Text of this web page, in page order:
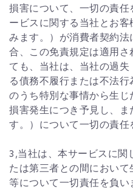
損害について、一切の責
ービスに関する当社とお
みます。）が消費者契約
合、この免責規定は適用
ても、当社は、当社の過
る債務不履行または不法
のうち特別な事情から生
損害発生につき予見し、ま
す。）について一切の責任
3,当社は、本サービスに関
たは第三者との間におい
等について一切責任を負い